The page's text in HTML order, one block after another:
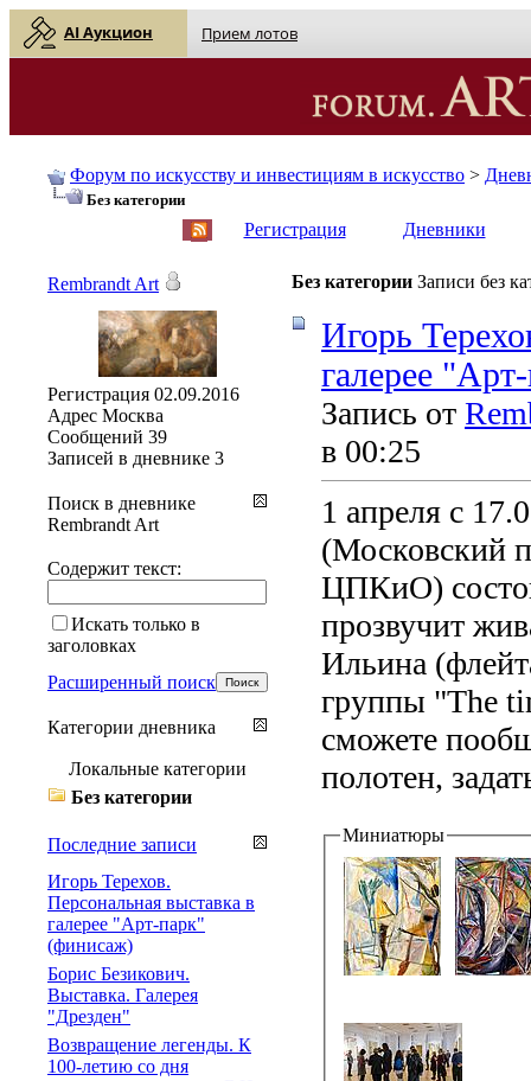
AI Аукцион Прием лотов
Форум по искусству и инвестициям в искусство >
Без категории
Регистрация Дневники
Без категории Записи без
Игорь
галерее
Запись от
в 00:25
1 апреля с
(Московский
ЦПКиО)
прозвучит
Ильина
группы "The
сможете
полотен,
Миниатюры
Rembrandt Art
Регистрация 02.09.2016
Адрес Москва
Сообщений 39
Записей в дневнике 3
Поиск в дневнике
Rembrandt Art
Содержит текст:
Искать только в
заголовках
Расширенный поиск
Категории дневника
Локальные категории
Без категории
Последние записи
Игорь Терехов.
Персональная выставка в
галерее "Арт-парк"
(финисаж)
Борис Безикович.
Выставка. Галерея
"Дрезден"
Возвращение легенды. К
100-летию со дня